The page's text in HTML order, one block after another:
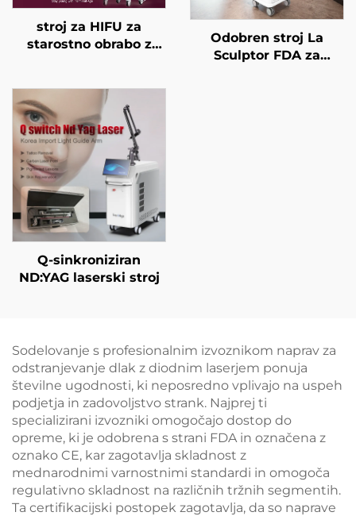
stroj za HIFU za
starostno obrabo z
frekvencah,
dvigovanje obraza,
napenjanje kože in
modeliranje telesa
Odobren stroj La
Sculptor FDA za
Q-sinkroniziran
ND:YAG laserski stroj
Sodelovanje s profesionalnim izvoznikom naprav za
odstranjevanje dlak z diodnim laserjem ponuja
številne ugodnosti, ki neposredno vplivajo na uspeh
podjetja in zadovoljstvo strank. Najprej ti
specializirani izvozniki omogočajo dostop do
opreme, ki je odobrena s strani FDA in označena z
oznako CE, kar zagotavlja skladnost z
mednarodnimi varnostnimi standardi in omogoča
regulativno skladnost na različnih tržnih segmentih.
Ta certifikacijski postopek zagotavlja, da so naprave